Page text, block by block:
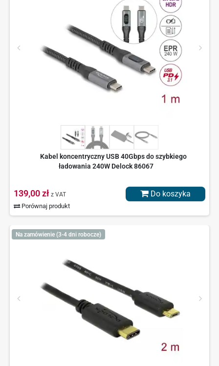
Kabel koncentryczny USB 40Gbps do szybkiego
ładowania 240W Delock 86067
139,00 zł z VAT
Porównaj produkt
Do koszyka
Na zamówienie (3-4 dni robocze)